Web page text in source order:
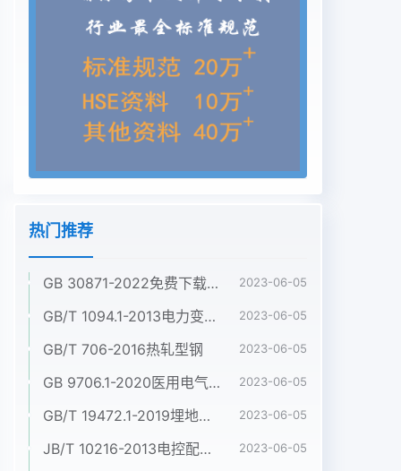
热门推荐
GB 30871-2022免费下载危险化学品企业特殊作业安全规范 2023-06-05
GB/T 1094.1-2013电力变压器 第1部分:总则 2023-06-05
GB/T 706-2016热轧型钢 2023-06-05
GB 9706.1-2020医用电气设备 第1部分:基本安全和基本性能的通用要求 2023-06-05
GB/T 19472.1-2019埋地用聚乙烯(PE)结构壁管道系统 第1部分:聚乙烯双壁波纹管材 2023-06-05
JB/T 10216-2013电控配电用电缆桥架 2023-06-05